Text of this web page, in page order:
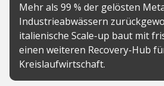
Mehr als 99 % der gelösten
Industrieabwässern
italienische Scale-up baut mit
einen weiteren Recovery-Hub
Kreislaufwirtschaft.